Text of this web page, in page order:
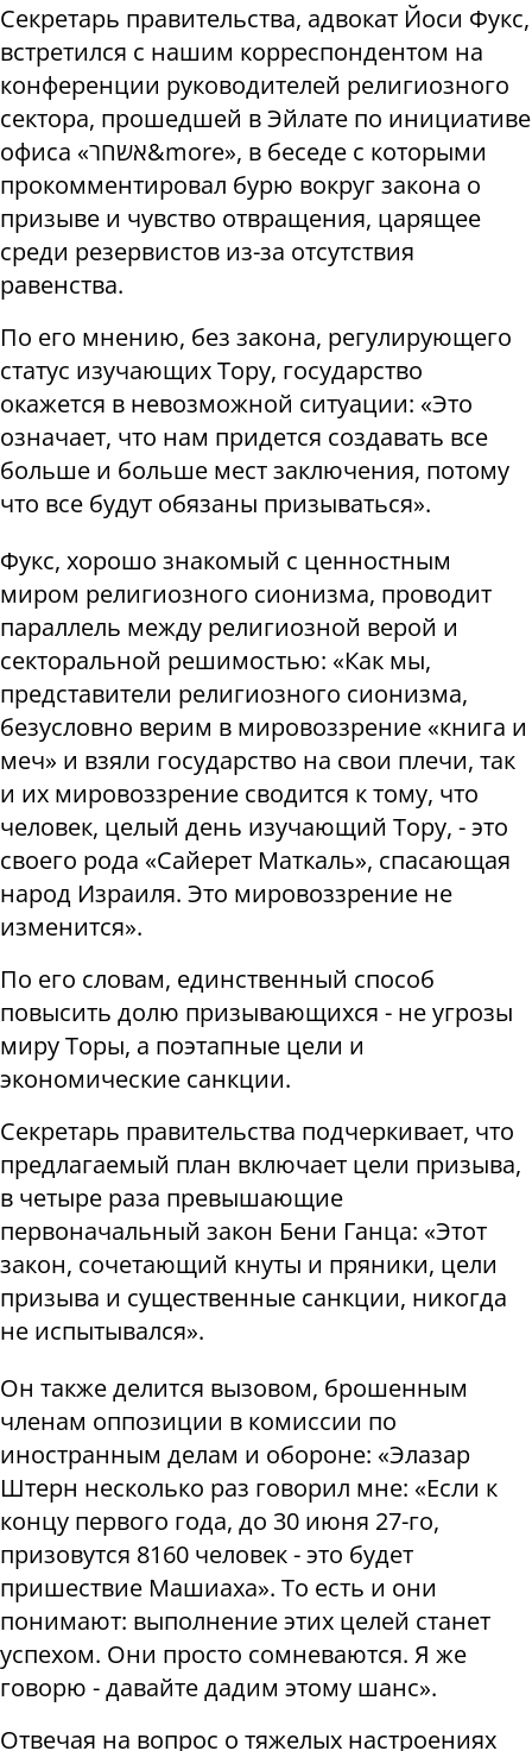
Секретарь правительства, адвокат Йоси Фукс,
встретился с нашим корреспондентом на
конференции руководителей религиозного
сектора, прошедшей в Эйлате по инициативе
офиса «אשחר&more», в беседе с которыми
прокомментировал бурю вокруг закона о
призыве и чувство отвращения, царящее
среди резервистов из-за отсутствия
равенства.
По его мнению, без закона, регулирующего
статус изучающих Тору, государство
окажется в невозможной ситуации: «Это
означает, что нам придется создавать все
больше и больше мест заключения, потому
что все будут обязаны призываться».
Фукс, хорошо знакомый с ценностным
миром религиозного сионизма, проводит
параллель между религиозной верой и
секторальной решимостью: «Как мы,
представители религиозного сионизма,
безусловно верим в мировоззрение «книга и
меч» и взяли государство на свои плечи, так
и их мировоззрение сводится к тому, что
человек, целый день изучающий Тору, - это
своего рода «Сайерет Маткаль», спасающая
народ Израиля. Это мировоззрение не
изменится».
По его словам, единственный способ
повысить долю призывающихся - не угрозы
миру Торы, а поэтапные цели и
экономические санкции.
Секретарь правительства подчеркивает, что
предлагаемый план включает цели призыва,
в четыре раза превышающие
первоначальный закон Бени Ганца: «Этот
закон, сочетающий кнуты и пряники, цели
призыва и существенные санкции, никогда
не испытывался».
Он также делится вызовом, брошенным
членам оппозиции в комиссии по
иностранным делам и обороне: «Элазар
Штерн несколько раз говорил мне: «Если к
концу первого года, до 30 июня 27-го,
призовутся 8160 человек - это будет
пришествие Машиаха». То есть и они
понимают: выполнение этих целей станет
успехом. Они просто сомневаются. Я же
говорю - давайте дадим этому шанс».
Отвечая на вопрос о тяжелых настроениях